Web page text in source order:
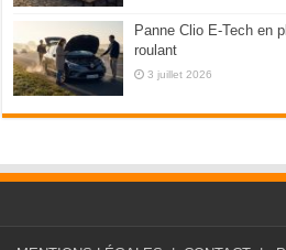
Panne Clio E-Tech en
roulant
3 juillet 2026